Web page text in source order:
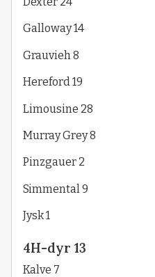
Galloway 14
Grauvieh 8
Hereford 19
Limousine 28
Murray Grey 8
Pinzgauer 2
Simmental 9
Jysk 1
4H-dyr 13
Kalve 7